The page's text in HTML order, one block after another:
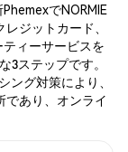
でNORMIE
ジットカード、
ィーサービスを
3ステップです。
ング対策により、
であり、オンライ